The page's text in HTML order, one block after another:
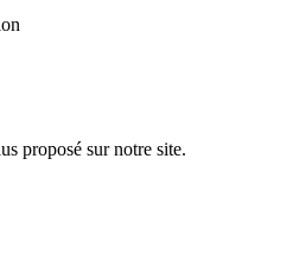
proposé sur notre site.